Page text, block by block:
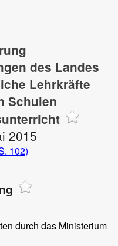
des Landes
Lehrkräfte
Schulen
2015
102)
durch das Ministerium